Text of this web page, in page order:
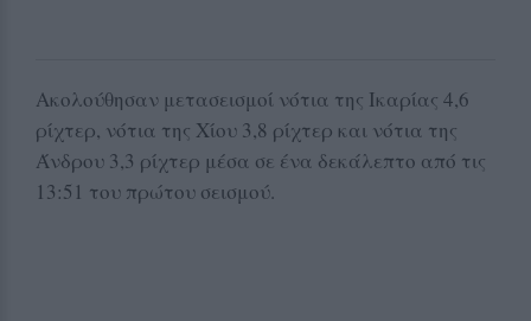
Ακολούθησαν μετασεισμοί νότια της Ικαρίας 4,6
ρίχτερ, νότια της Χίου 3,8 ρίχτερ και νότια της
Άνδρου 3,3 ρίχτερ μέσα σε ένα δεκάλεπτο από τις
13:51 του πρώτου σεισμού.